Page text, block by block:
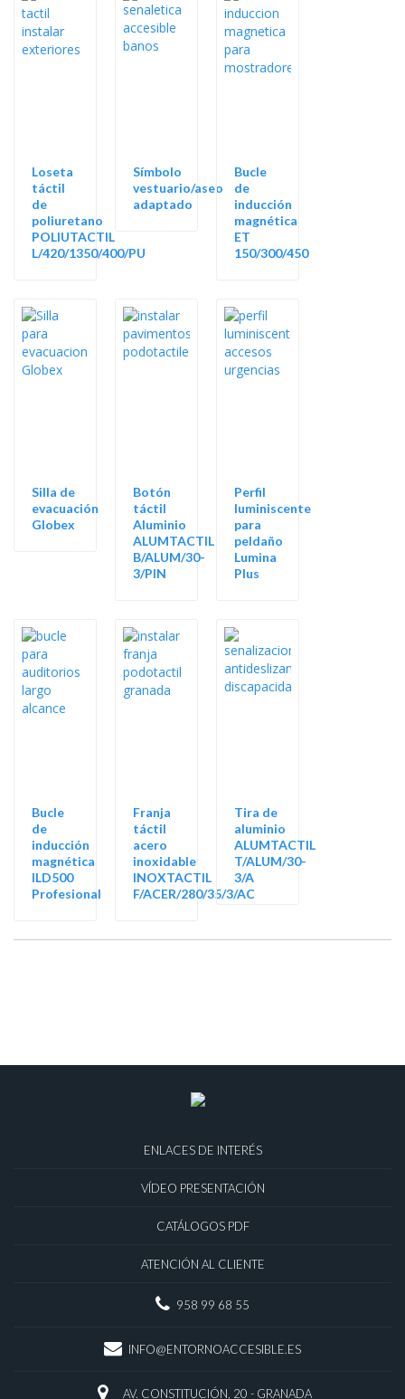
Loseta
táctil
de
poliuretano
POLIUTACTIL
L/420/1350/400/PU
Símbolo
vestuario/aseo
adaptado
Bucle
de
inducción
magnética
ET
150/300/450
Silla de
evacuación
Globex
Botón
táctil
Aluminio
ALUMTACTIL
B/ALUM/30-
3/PIN
Perfil
luminiscente
para
peldaño
Lumina
Plus
Bucle
de
inducción
magnética
ILD500
Profesional
Franja
táctil
acero
inoxidable
INOXTACTIL
F/ACER/280/35/3/AC
Tira de
aluminio
ALUMTACTIL
T/ALUM/30-
3/A
ENLACES DE INTERÉS
VÍDEO PRESENTACIÓN
CATÁLOGOS PDF
ATENCIÓN AL CLIENTE
958 99 68 55
INFO@ENTORNOACCESIBLE.ES
AV. CONSTITUCIÓN, 20 - GRANADA